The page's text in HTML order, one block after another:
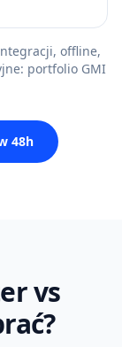
offline,
portfolio GMI
48h
vs